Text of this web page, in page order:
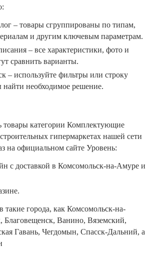
– товары сгруппированы по типам,
и другим ключевым параметрам.
– все характеристики, фото и
сравнить варианты.
– используйте фильтры или строку
найти необходимое решение.
категории Комплектующие
гипермаркетах нашей сети
на официальном сайте Уровень:
с доставкой в Комсомольск-на-Амуре и
такие города, как Комсомольск-на-
Благовещенск, Ванино, Вяземский,
Гавань, Чегдомын, Спасск-Дальний, а